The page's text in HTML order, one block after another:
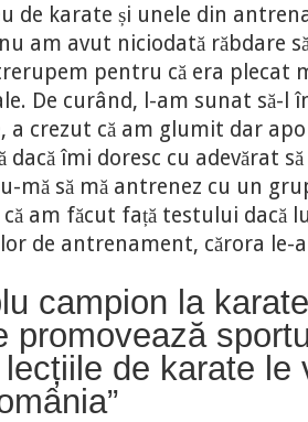
de karate și unele din
am avut niciodată răbdare
pentru că era plecat
De curând, l-am sunat să-l
a crezut că am glumit dar
dacă îmi doresc cu adevărat
mă să mă antrenez cu un
am făcut față testului dacă
de antrenament, cărora le-
campion la
promovează
lecțiile de karate le